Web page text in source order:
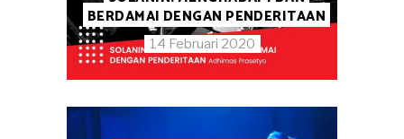
BERDAMAI DENGAN PENDERITAAN
14 Februari 2020